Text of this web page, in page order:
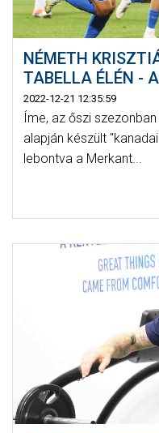
NÉMETH
TABELLA ÉLÉN -
2022-12-21 12:35:59
Íme, az őszi
alapján készült
lebontva a Merkant...